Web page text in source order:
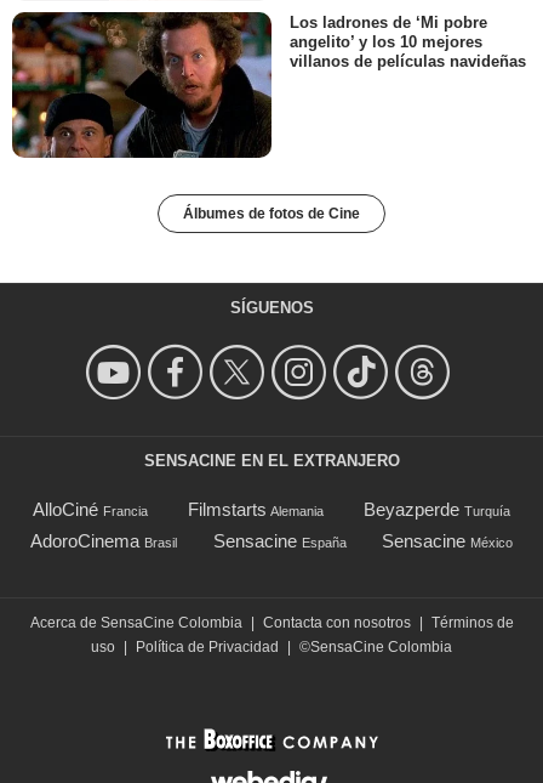
Los ladrones de ‘Mi pobre
angelito’ y los 10 mejores
villanos de películas navideñas
Álbumes de fotos de Cine
SÍGUENOS
SENSACINE EN EL EXTRANJERO
AlloCiné Francia Filmstarts Alemania Beyazperde Turquía
AdoroCinema Brasil Sensacine España Sensacine México
Acerca de SensaCine Colombia Contacta con nosotros
Términos de
uso
Política de Privacidad ©SensaCine Colombia